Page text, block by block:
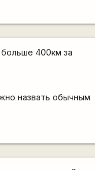
400км за
назвать обычным